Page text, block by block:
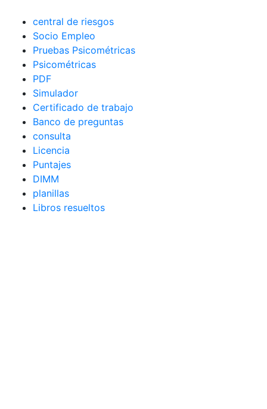
central de riesgos
Socio Empleo
Pruebas Psicométricas
Psicométricas
PDF
Simulador
Certificado de trabajo
Banco de preguntas
consulta
Licencia
Puntajes
DIMM
planillas
Libros resueltos